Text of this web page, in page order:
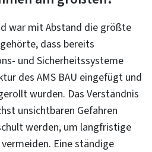
war mit Abstand die größte
dass bereits
und Sicherheitssysteme
des AMS BAU eingefügt und
wurden. Das Verständnis
unsichtbaren Gefahren
werden, um langfristige
Eine ständige